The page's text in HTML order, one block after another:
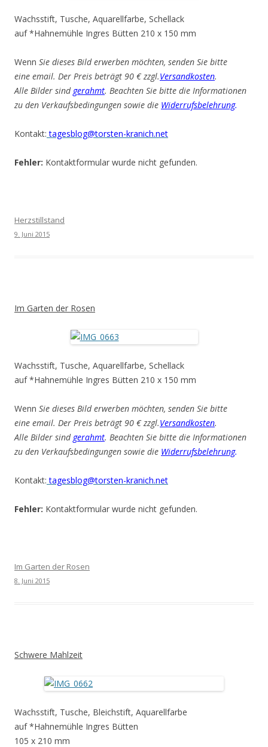
Wachsstift, Tusche, Aquarellfarbe, Schellack
auf *Hahnemühle Ingres Bütten 210 x 150 mm
Wenn Sie dieses Bild erwerben möchten, senden Sie bitte
eine email. Der Preis beträgt 90 € zzgl.Versandkosten.
Alle Bilder sind gerahmt. Beachten Sie bitte die Informationen
zu den Verkaufsbedingungen sowie die Widerrufsbelehrung.
Kontakt: tagesblog@torsten-kranich.net
Fehler: Kontaktformular wurde nicht gefunden.
Herzstillstand
9. Juni 2015
Im Garten der Rosen
Wachsstift, Tusche, Aquarellfarbe, Schellack
auf *Hahnemühle Ingres Bütten 210 x 150 mm
Wenn Sie dieses Bild erwerben möchten, senden Sie bitte
eine email. Der Preis beträgt 90 € zzgl.Versandkosten.
Alle Bilder sind gerahmt. Beachten Sie bitte die Informationen
zu den Verkaufsbedingungen sowie die Widerrufsbelehrung.
Kontakt: tagesblog@torsten-kranich.net
Fehler: Kontaktformular wurde nicht gefunden.
Im Garten der Rosen
8. Juni 2015
Schwere Mahlzeit
Wachsstift, Tusche, Bleichstift, Aquarellfarbe
auf *Hahnemühle Ingres Bütten
105 x 210 mm